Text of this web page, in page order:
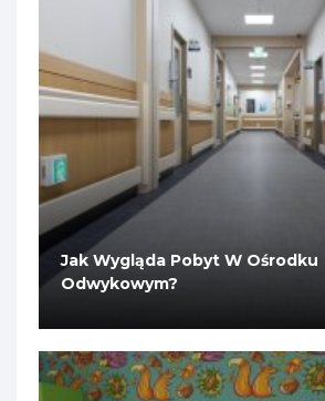
Jak Wygląda Pobyt W Ośrodku
Odwykowym?